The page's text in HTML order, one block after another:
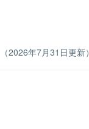
2026年7月31日更新）